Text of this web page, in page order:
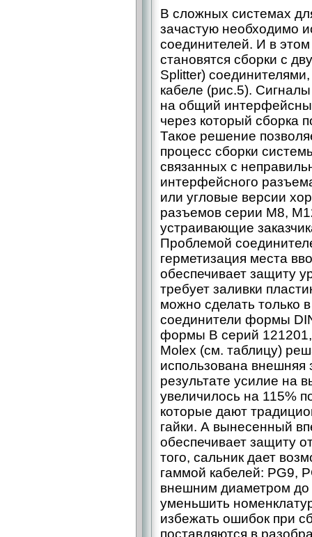
В сложных системах
зачастую необходимо
соединителей. И в
становятся сборки с
Splitter)
кабеле (рис.5).
на общий
через который сборка
Такое решение
процесс сборки
связанных с
интерфейсного
или угловые версии
разъемов серии М8,
устраивающие
Проблемой
герметизация места
обеспечивает защиту
требует заливки
можно сделать только
соединители формы
формы В серий
Molex (см. таблицу)
использована внешняя
результате усилие на
увеличилось на 115%
которые дают
гайки. А вынесенный
обеспечивает защиту
того, сальник дает
гаммой кабелей: PG9,
внешним диаметром до
уменьшить
избежать ошибок при
поставляются в